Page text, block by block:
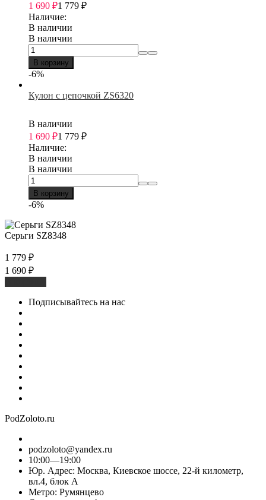
1 690 ₽1 779 ₽
Наличие:
В наличии
В наличии
В корзину
-6%
Кулон с цепочкой ZS6320
В наличии
1 690 ₽1 779 ₽
Наличие:
В наличии
В наличии
В корзину
-6%
Серьги SZ8348
1 779 ₽
1 690 ₽
Подписывайтесь на нас
PodZoloto.ru
podzoloto@yandex.ru
10:00—19:00
Юр. Адреc: Москва, Киевское шоссе, 22-й километр,
вл.4, блок А
Метро: Румянцево